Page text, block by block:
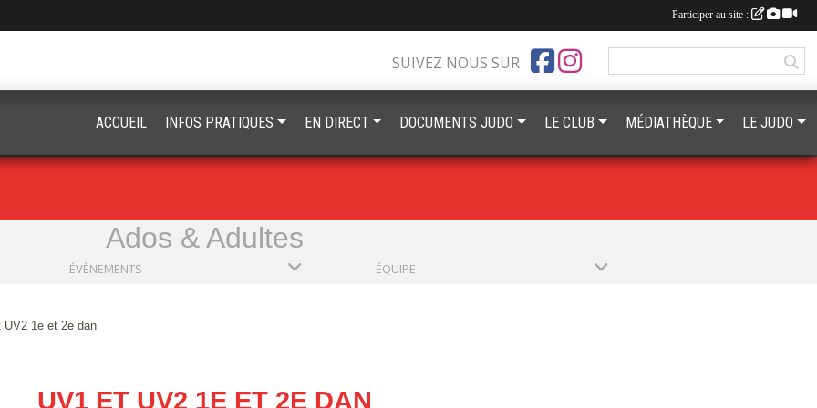
Ados & Adultes
ÉVÈNEMENTS ÉQUIPE
UV2 1e et 2e dan
UV1 ET UV2 1E ET 2E DAN
SUIVEZ NOUS SUR
ACCUEIL INFOS PRATIQUES EN DIRECT DOCUMENTS JUDO LE CLUB MÉDIATHÈQUE LE JUDO
Participer au site :